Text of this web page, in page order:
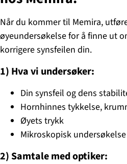
Når du kommer til Memira,
øyeundersøkelse for å finne ut
korrigere synsfeilen din.
1) Hva vi undersøker:
Din synsfeil og dens
Hornhinnes tykkelse,
Øyets trykk
Mikroskopisk
2) Samtale med optiker: